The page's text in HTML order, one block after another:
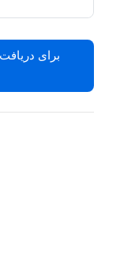
برای